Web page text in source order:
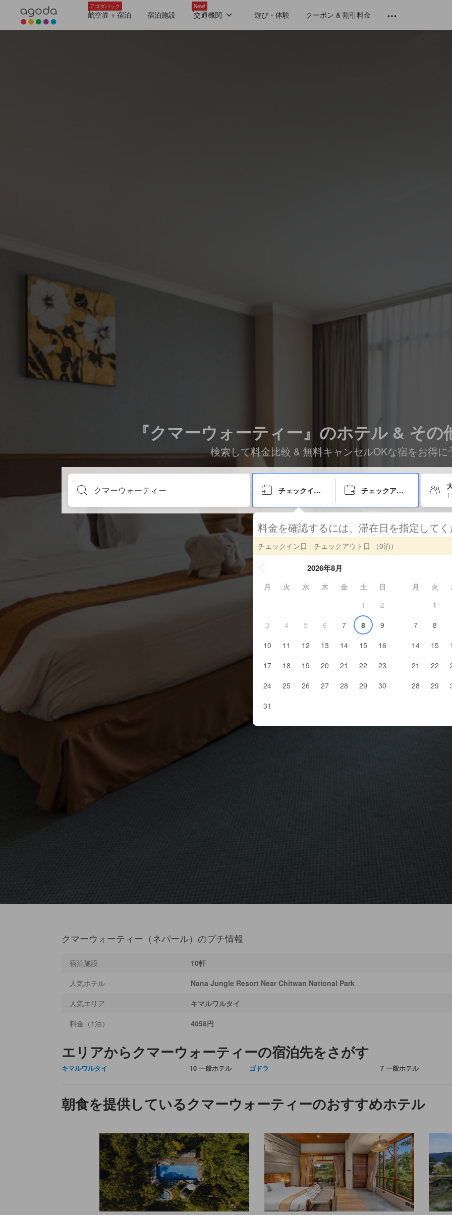
アゴダパック
航空券 + 宿泊 宿泊施設
New!
交通機関 遊び・体験 クーポン & 割引料金
『クマーウォーティー』のホテル & そ
検索して料金比較 & 無料キャンセルOKな宿をお得に
チェックイン日 チェックアウト日
料金を確認するには、滞在日を指定して
チェックイン日 - チェックアウト日 （0泊）
2026年8月
月 火 水 木 金 土
日
1
2
3
4 5 6 7 8
9
10
11 12 13 14 15
16
17
18 19 20 21 22
23
24
25 26 27 28 29
30
31
月 火
1
7
8
14
15
21
22
28
29
クマーウォーティー（ネパール）のプチ情報
宿泊施設
10軒
人気ホテル
Nana Jungle Resort Near Chitwan National Park
人気エリア
キマルワルタイ
料金（1泊）
4058円
エリアからクマーウォーティーの宿泊先をさがす
キマルワルタイ 10 一般ホテル ゴドラ 7 一般ホテル
朝食を提供しているクマーウォーティーのおすすめホテル